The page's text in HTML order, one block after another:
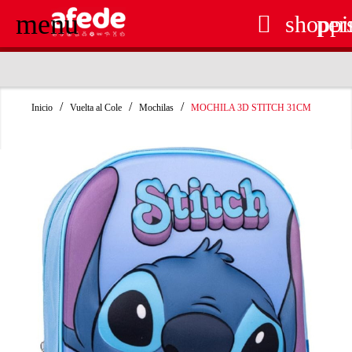
menu 
Inicio Vuelta al Cole Mochilas MOCHILA 3D STITCH 31CM